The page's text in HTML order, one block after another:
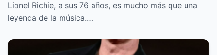
Lionel Richie, a sus 76 años, es mucho más que una
leyenda de la música.…